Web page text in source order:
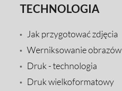
TECHNOLOGIA
Jak przygotować zdjęcia
Werniksowanie obrazów
Druk - technologia
Druk wielkoformatowy